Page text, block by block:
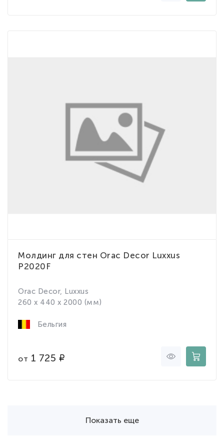
Молдинг для стен Orac Decor Luxxus
P2020F
Orac Decor, Luxxus
260 x 440 x 2000 (мм)
Бельгия
от 1 725
Показать еще